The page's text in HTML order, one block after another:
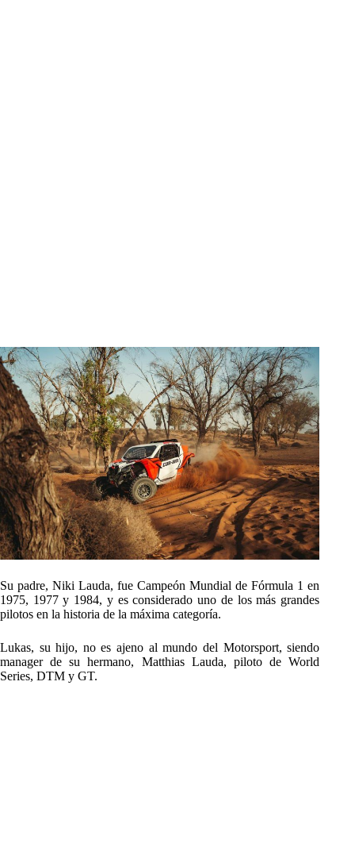
Su padre, Niki Lauda, fue Campeón Mundial de Fórmula 1 en
1975, 1977 y 1984, y es considerado uno de los más grandes
pilotos en la historia de la máxima categoría.
Lukas, su hijo, no es ajeno al mundo del Motorsport, siendo
manager de su hermano, Matthias Lauda, piloto de World
Series, DTM y GT.